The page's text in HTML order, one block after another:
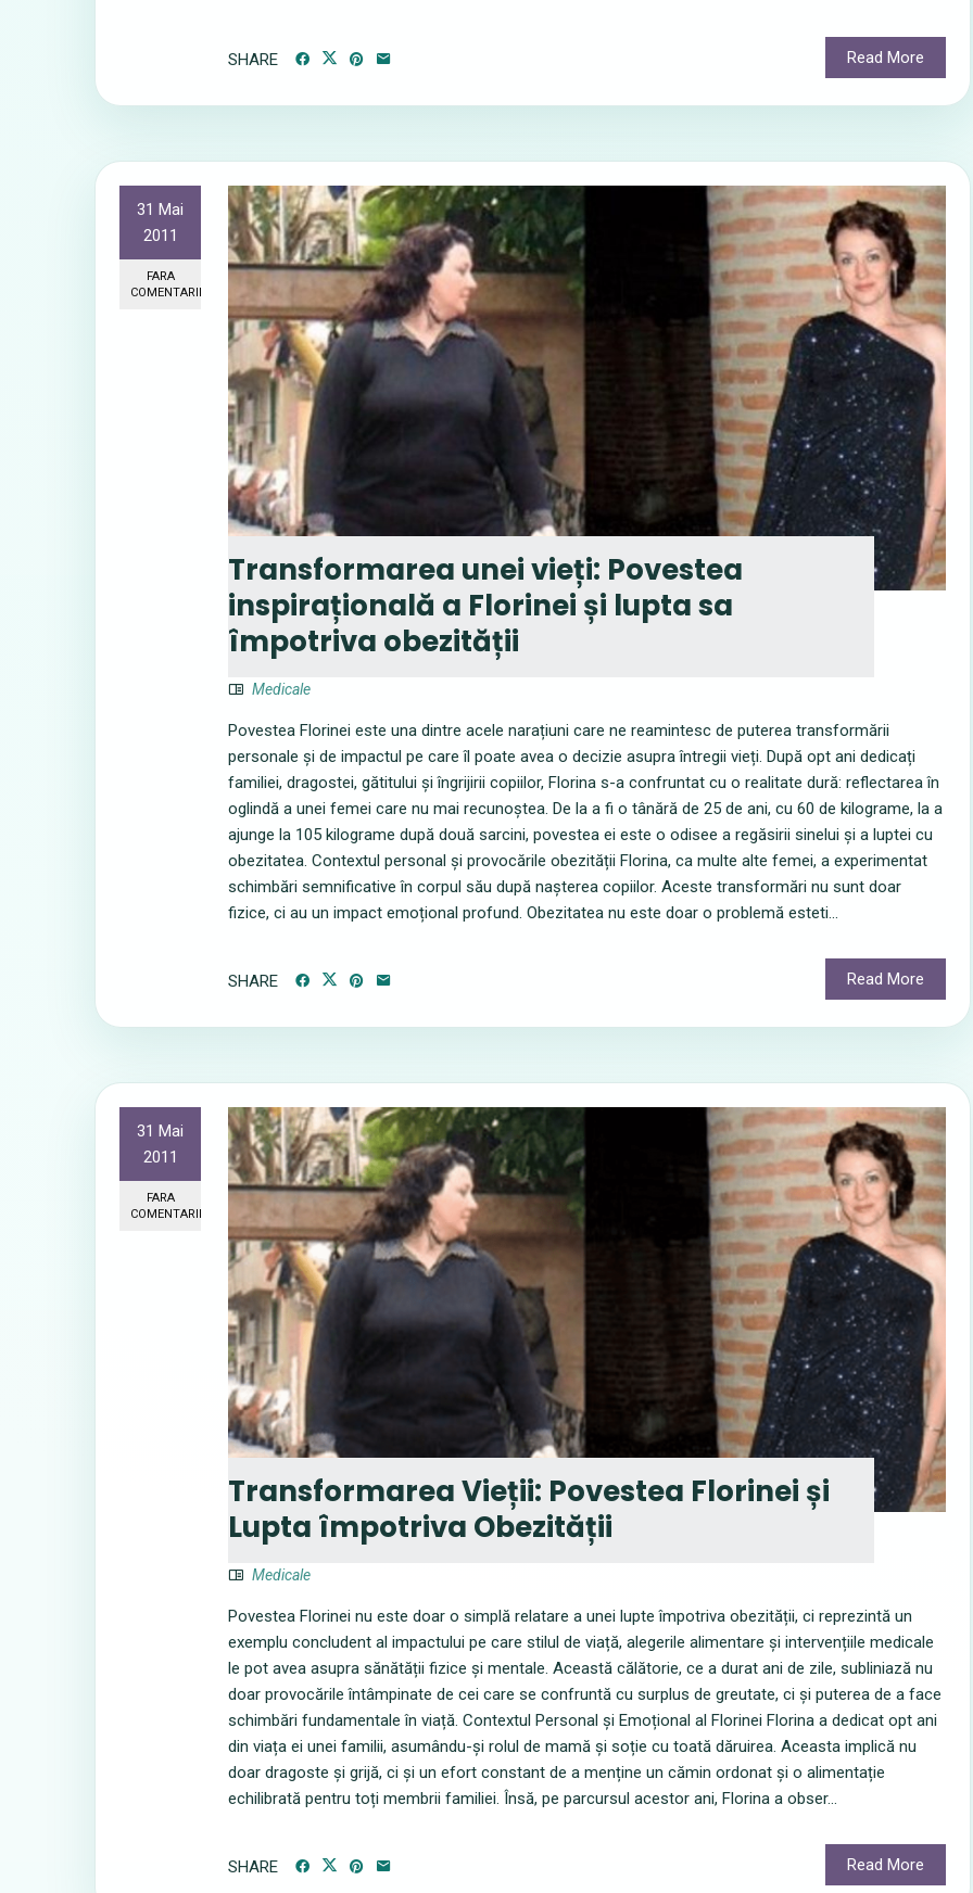
Read More
SHARE
31 Mai
2011
FARA
COMENTARII
Transformarea unei vieți: Povestea
inspirațională a Florinei și lupta sa
împotriva obezității
Medicale
Povestea Florinei este una dintre acele narațiuni care ne reamintesc de puterea transformării
personale și de impactul pe care îl poate avea o decizie asupra întregii vieți. După opt ani dedicați
familiei, dragostei, gătitului și îngrijirii copiilor, Florina s-a confruntat cu o realitate dură: reflectarea în
oglindă a unei femei care nu mai recunoștea. De la a fi o tânără de 25 de ani, cu 60 de kilograme, la a
ajunge la 105 kilograme după două sarcini, povestea ei este o odisee a regăsirii sinelui și a luptei cu
obezitatea. Contextul personal și provocările obezității Florina, ca multe alte femei, a experimentat
schimbări semnificative în corpul său după nașterea copiilor. Aceste transformări nu sunt doar
fizice, ci au un impact emoțional profund. Obezitatea nu este doar o problemă esteti...
Read More
SHARE
31 Mai
2011
FARA
COMENTARII
Transformarea Vieții: Povestea Florinei și
Lupta împotriva Obezității
Medicale
Povestea Florinei nu este doar o simplă relatare a unei lupte împotriva obezității, ci reprezintă un
exemplu concludent al impactului pe care stilul de viață, alegerile alimentare și intervențiile medicale
le pot avea asupra sănătății fizice și mentale. Această călătorie, ce a durat ani de zile, subliniază nu
doar provocările întâmpinate de cei care se confruntă cu surplus de greutate, ci și puterea de a face
schimbări fundamentale în viață. Contextul Personal și Emoțional al Florinei Florina a dedicat opt ani
din viața ei unei familii, asumându-și rolul de mamă și soție cu toată dăruirea. Aceasta implică nu
doar dragoste și grijă, ci și un efort constant de a menține un cămin ordonat și o alimentație
echilibrată pentru toți membrii familiei. Însă, pe parcursul acestor ani, Florina a obser...
Read More
SHARE